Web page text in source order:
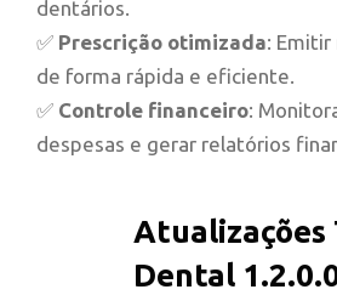
dentários.
✅ Prescrição otimizada: Emitir
de forma rápida e eficiente.
✅ Controle financeiro:
despesas e gerar relatórios
Atualizações
Dental